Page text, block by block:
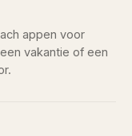
appen voor
vakantie of een